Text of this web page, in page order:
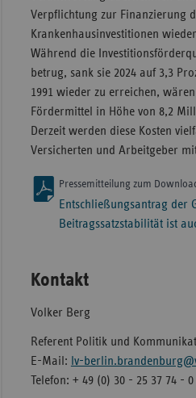
Verpflichtung zur Finanzierung
Krankenhausinvestitionen
Während die
betrug, sank sie 2024 auf 3,3
1991 wieder zu erreichen,
Fördermittel in Höhe von 8,2
Derzeit werden diese Kosten
Versicherten und Arbeitgeber
Pressemitteilung zum
Entschließungsantrag der
Beitragssatzstabilität ist
Kontakt
Volker Berg
Referent Politik und
E-Mail: lv-
Telefon: + 49 (0) 30 - 25 37 74 - 0